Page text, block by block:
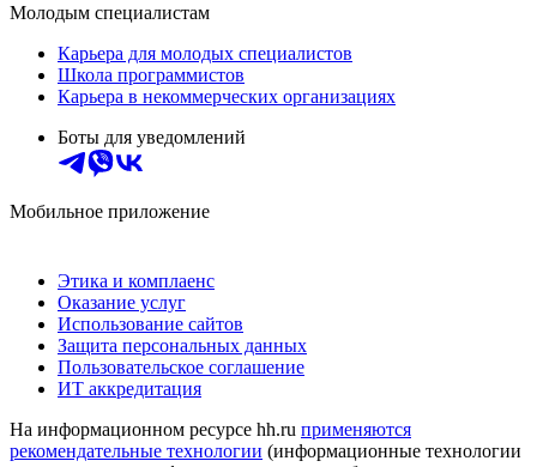
Молодым специалистам
Карьера для молодых специалистов
Школа программистов
Карьера в некоммерческих организациях
Боты для уведомлений
Мобильное приложение
Этика и комплаенс
Оказание услуг
Использование сайтов
Защита персональных данных
Пользовательское соглашение
ИТ аккредитация
На информационном ресурсе hh.ru применяются
рекомендательные технологии (информационные технологии